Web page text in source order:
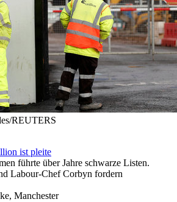
REUTERS
ist pleite
führte über Jahre schwarze Listen.
Labour-Chef Corbyn fordern
Manchester